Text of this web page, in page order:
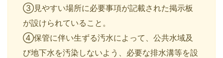
③見やすい場所に必要事項が記載された掲示板
が設けられていること。
④保管に伴い生ずる汚水によって、公共水域及
び地下水を汚染しないよう、必要な排水溝等を設